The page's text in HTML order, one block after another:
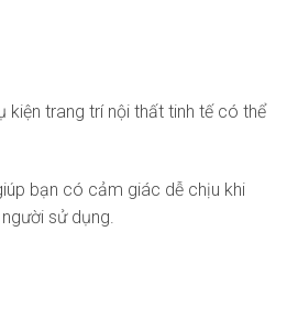
trang trí nội thất tinh tế có thể
bạn có cảm giác dễ chịu khi
sử dụng.